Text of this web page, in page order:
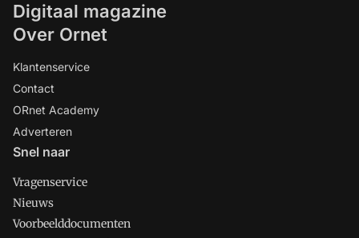
Digitaal magazine
Over Ornet
Klantenservice
Contact
ORnet Academy
Adverteren
Snel naar
Vragenservice
Nieuws
Voorbeelddocumenten